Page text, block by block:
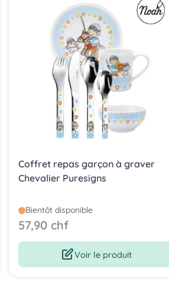
Coffret repas garçon à graver
Chevalier Puresigns
Bientôt disponible
57,90 chf
Voir le produit